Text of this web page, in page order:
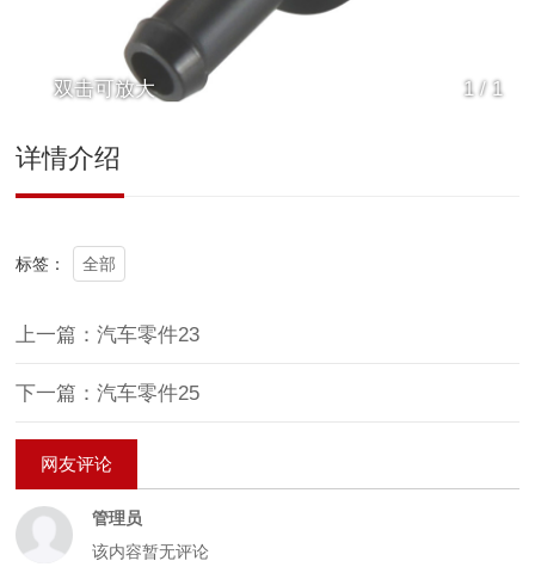
1/ 1
双击可放大
详情介绍
标签： 全部
上一篇：汽车零件23
下一篇：汽车零件25
网友评论
管理员
该内容暂无评论